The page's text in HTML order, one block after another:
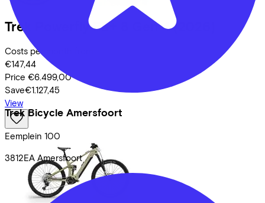
Trek Bicycle Amersfoort
Eemplein 100
3812EA Amersfoort
Trek Powerfly FS+ 8 Gen 4 (2026)
Costs per month from
€147,44
Price €6.499,00
Save€1.127,45
View